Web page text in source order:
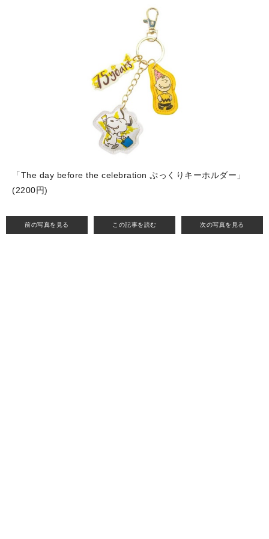
前の写真を見る この記事を読む 次の写真を見る
「The day before the celebration ぷっくりキーホルダー」
(2200円)